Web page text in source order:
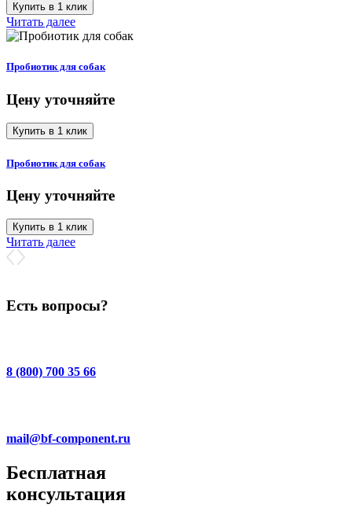
Купить в 1 клик
Читать далее
Пробиотик для собак
Цену уточняйте
Купить в 1 клик
Пробиотик для собак
Цену уточняйте
Купить в 1 клик
Читать далее
Есть вопросы?
8 (800) 700 35 66
mail@bf-component.ru
Бесплатная
консультация